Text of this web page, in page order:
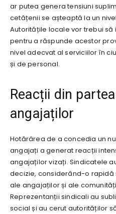
ar putea genera tensiuni
cetățenii se așteaptă la un
Autoritățile locale vor trebui
pentru a răspunde acestor
nivel adecvat al serviciilor în
și de personal.
Reacții din
angajaților
Hotărârea de a concedia un
angajați a generat reacții
angajaților vizați. Sindicatele
decizie, considerând-o rapidă
ale angajaților și ale
Reprezentanții sindicali au
social și au cerut autorităților